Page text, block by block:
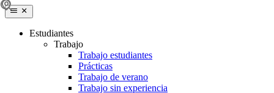
Estudiantes
Trabajo
Trabajo estudiantes
Prácticas
Trabajo de verano
Trabajo sin experiencia